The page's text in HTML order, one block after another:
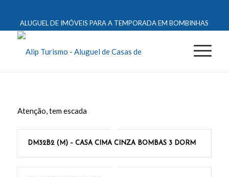
ALUGUEL DE IMÓVEIS PARA A TEMPORADA EM BOMBINHAS
Atenção, tem escada
DM32B2 (M) – CASA CIMA CINZA BOMBAS 3 DORM